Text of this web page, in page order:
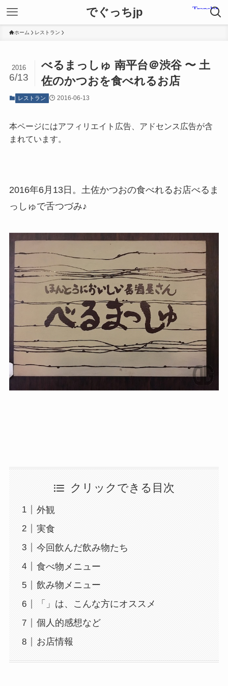
でぐっちjp
ホーム レストラン
べるまっしゅ 南平台＠渋谷 〜 土
佐のかつおを食べれるお店
2016
6/13
レストラン 2016-06-13
本ページにはアフィリエイト広告、アドセンス広告が含
まれています。
2016年6月13日。土佐かつおの食べれるお店べるま
っしゅで舌つづみ♪
クリックできる目次
外観
実食
今回飲んだ飲み物たち
食べ物メニュー
飲み物メニュー
「」は、こんな方にオススメ
個人的感想など
お店情報